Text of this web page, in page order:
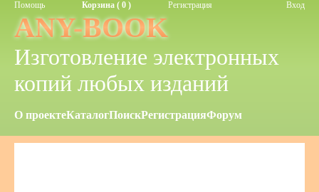
Помощь Корзина ( 0 ) Регистрация Вход
ANY-BOOK
Изготовление электронных
копий любых изданий
О проектеКаталогПоискРегистрацияФорум